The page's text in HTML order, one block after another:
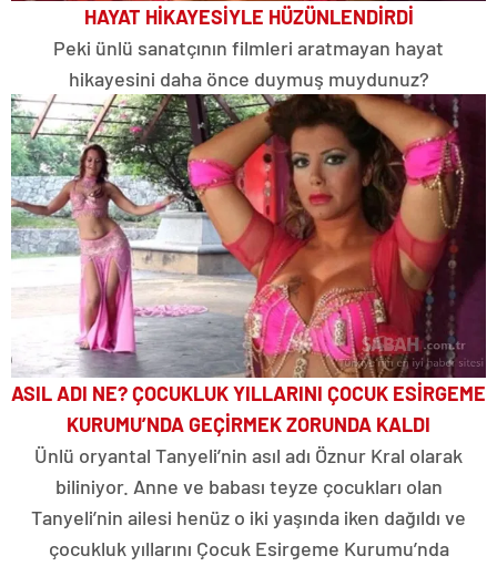
HAYAT HİKAYESİYLE HÜZÜNLENDİRDİ
Peki ünlü sanatçının filmleri aratmayan hayat
hikayesini daha önce duymuş muydunuz?
ASIL ADI NE? ÇOCUKLUK YILLARINI ÇOCUK ESİRGEME
KURUMU’NDA GEÇİRMEK ZORUNDA KALDI
Ünlü oryantal Tanyeli’nin asıl adı Öznur Kral olarak
biliniyor. Anne ve babası teyze çocukları olan
Tanyeli’nin ailesi henüz o iki yaşında iken dağıldı ve
çocukluk yıllarını Çocuk Esirgeme Kurumu’nda